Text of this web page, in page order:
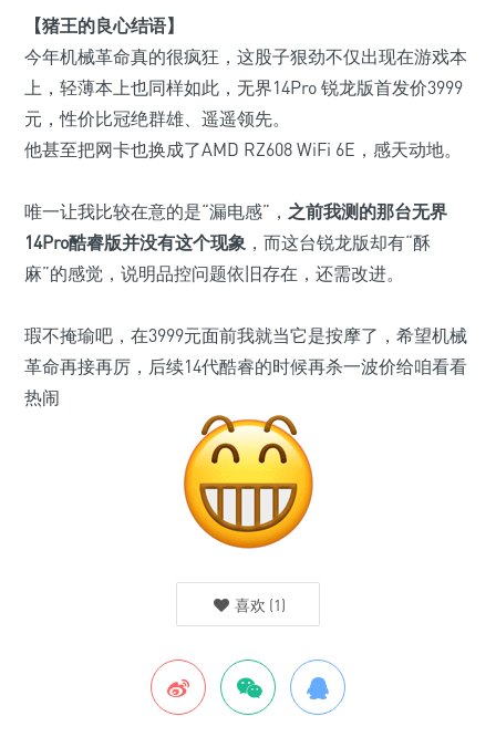
【猪王的良心结语】
今年机械革命真的很疯狂，这股子狠劲不仅出现在游戏本
上，轻薄本上也同样如此，无界14Pro 锐龙版首发价3999
元，性价比冠绝群雄、遥遥领先。
他甚至把网卡也换成了AMD RZ608 WiFi 6E，感天动地。
唯一让我比较在意的是“漏电感”， 之前我测的那台无界
14Pro酷睿版并没有这个现象 ，而这台锐龙版却有“酥
麻”的感觉，说明品控问题依旧存在，还需改进。
瑕不掩瑜吧，在3999元面前我就当它是按摩了，希望机械
革命再接再厉，后续14代酷睿的时候再杀一波价给咱看看
热闹
喜欢 (1)